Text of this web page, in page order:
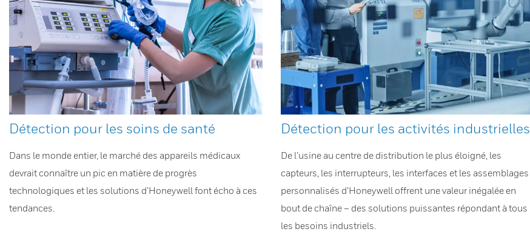
Détection pour les soins de santé
Dans le monde entier, le marché des appareils médicaux
devrait connaître un pic en matière de progrès
technologiques et les solutions d’Honeywell font écho à ces
tendances.
Détection pour les activités industrielles
De l’usine au centre de distribution le plus éloigné, les
capteurs, les interrupteurs, les interfaces et les assemblages
personnalisés d’Honeywell offrent une valeur inégalée en
bout de chaîne – des solutions puissantes répondant à tous
les besoins industriels.